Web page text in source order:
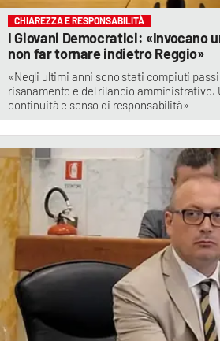
CHIAREZZA E RESPONSABILITÀ
I Giovani Democratici: «Invocano
non far tornare indietro Reggio»
«Negli ultimi anni sono stati compiuti
risanamento e del rilancio amministrativo.
continuità e senso di responsabilità»